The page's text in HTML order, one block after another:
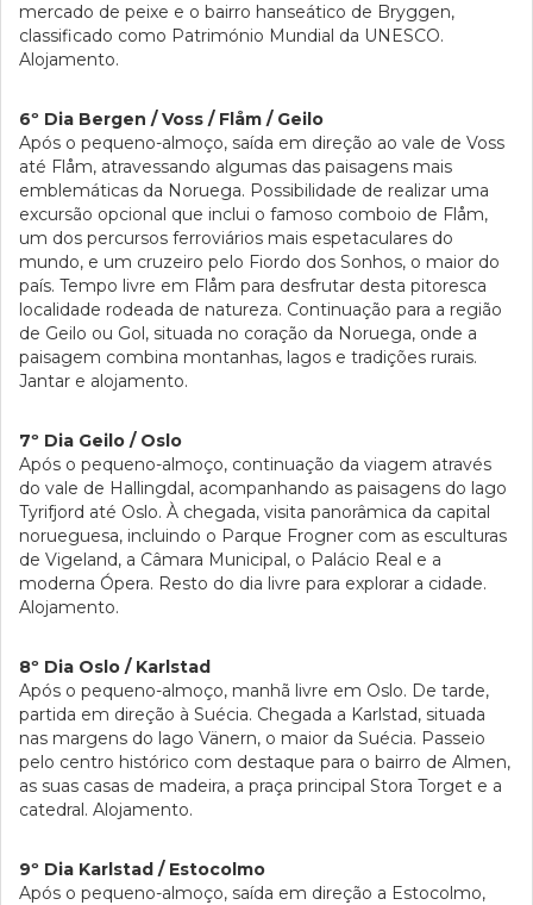
mercado de peixe e o bairro hanseático de Bryggen,
classificado como Património Mundial da UNESCO.
Alojamento.
6º Dia Bergen / Voss / Flåm / Geilo
Após o pequeno-almoço, saída em direção ao vale de Voss
até Flåm, atravessando algumas das paisagens mais
emblemáticas da Noruega. Possibilidade de realizar uma
excursão opcional que inclui o famoso comboio de Flåm,
um dos percursos ferroviários mais espetaculares do
mundo, e um cruzeiro pelo Fiordo dos Sonhos, o maior do
país. Tempo livre em Flåm para desfrutar desta pitoresca
localidade rodeada de natureza. Continuação para a região
de Geilo ou Gol, situada no coração da Noruega, onde a
paisagem combina montanhas, lagos e tradições rurais.
Jantar e alojamento.
7º Dia Geilo / Oslo
Após o pequeno-almoço, continuação da viagem através
do vale de Hallingdal, acompanhando as paisagens do lago
Tyrifjord até Oslo. À chegada, visita panorâmica da capital
norueguesa, incluindo o Parque Frogner com as esculturas
de Vigeland, a Câmara Municipal, o Palácio Real e a
moderna Ópera. Resto do dia livre para explorar a cidade.
Alojamento.
8º Dia Oslo / Karlstad
Após o pequeno-almoço, manhã livre em Oslo. De tarde,
partida em direção à Suécia. Chegada a Karlstad, situada
nas margens do lago Vänern, o maior da Suécia. Passeio
pelo centro histórico com destaque para o bairro de Almen,
as suas casas de madeira, a praça principal Stora Torget e a
catedral. Alojamento.
9º Dia Karlstad / Estocolmo
Após o pequeno-almoço, saída em direção a Estocolmo,